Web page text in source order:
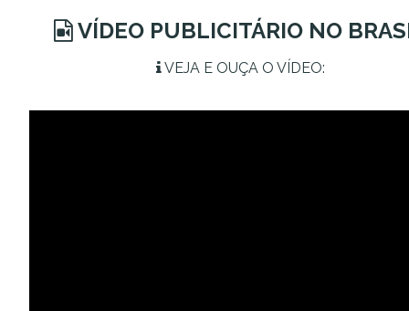
VÍDEO PUBLICITÁRIO NO
VEJA E OUÇA O VÍDEO: